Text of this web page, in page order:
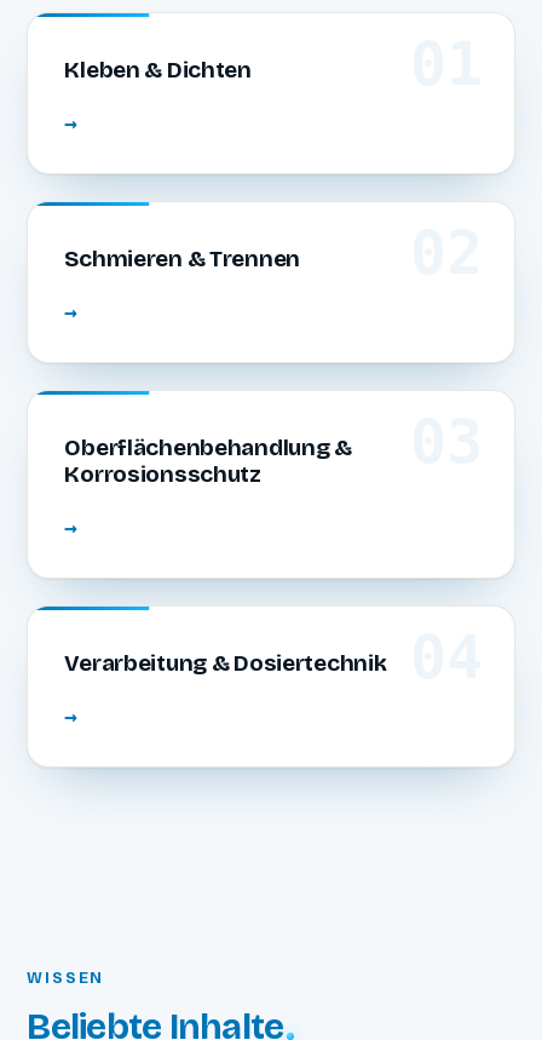
Kleben & Dichten
→
Schmieren & Trennen
→
Oberflächenbehandlung &
Korrosionsschutz
→
Verarbeitung & Dosiertechnik
→
WISSEN
Beliebte Inhalte